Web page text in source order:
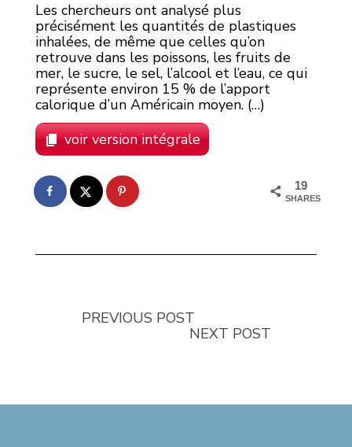
Les chercheurs ont analysé plus
précisément les quantités de plastiques
inhalées, de même que celles qu’on
retrouve dans les poissons, les fruits de
mer, le sucre, le sel, l’alcool et l’eau, ce qui
représente environ 15 % de l’apport
calorique d’un Américain moyen. (…)
voir version intégrale
19
SHARES
PREVIOUS POST
NEXT POST